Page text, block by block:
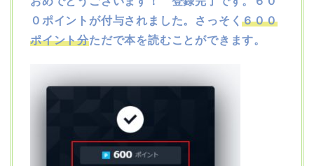
０ポイントが付与されました。さっそく６００
ポイント分ただで本を読むことができます。